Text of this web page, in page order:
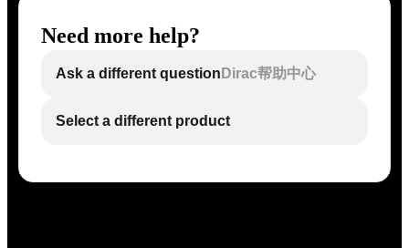
Need more help?
Ask a different question Dirac帮助中心
Select a different product